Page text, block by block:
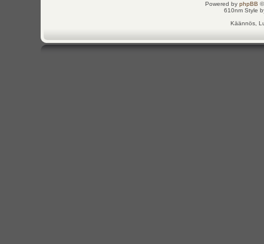
Powered by phpBB
610nm Style
Käännös,